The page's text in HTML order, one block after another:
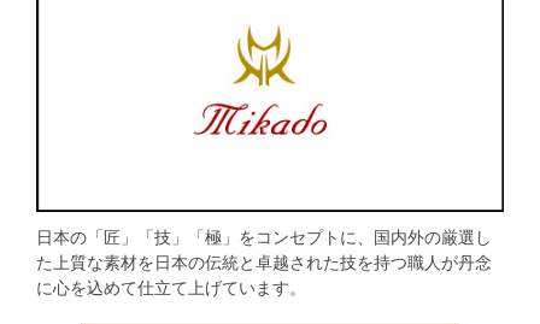
日本の「匠」「技」「極」をコンセプトに、国内外の厳選し
た上質な素材を日本の伝統と卓越された技を持つ職人が丹念
に心を込めて仕立て上げています。